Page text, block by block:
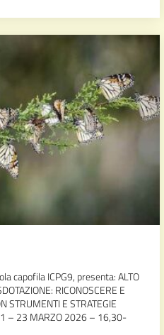
capofila ICPG9, presenta: ALTO
RICONOSCERE E
STRUMENTI E STRATEGIE
1 – 23 MARZO 2026 – 16,30-